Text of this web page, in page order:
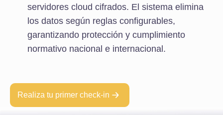
servidores cloud cifrados. El sistema elimina
los datos según reglas configurables,
garantizando protección y cumplimiento
normativo nacional e internacional.
Realiza tu primer check-in